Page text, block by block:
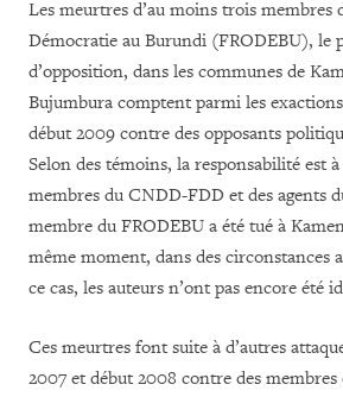
Les meurtres d’au moins trois
Démocratie au Burundi (FRODEBU), le
d’opposition, dans les communes de
Bujumbura comptent parmi les
début 2009 contre des opposants
Selon des témoins, la responsabilité est
membres du CNDD-FDD et des agents
membre du FRODEBU a été tué à
même moment, dans des circonstances
ce cas, les auteurs n’ont pas encore été
Ces meurtres font suite à d’autres
2007 et début 2008 contre des